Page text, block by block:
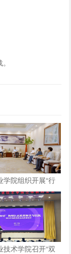
学院组织开展“行
践教学活动
术学院召开“双